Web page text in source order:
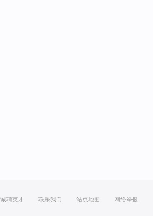
诚聘英才 联系我们 站点地图 网络举报